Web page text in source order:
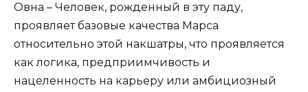
Овна – Человек, рожденный в эту паду,
проявляет базовые качества Марса
относительно этой накшатры, что проявляется
как логика, предприимчивость и
нацеленность на карьеру или амбициозный